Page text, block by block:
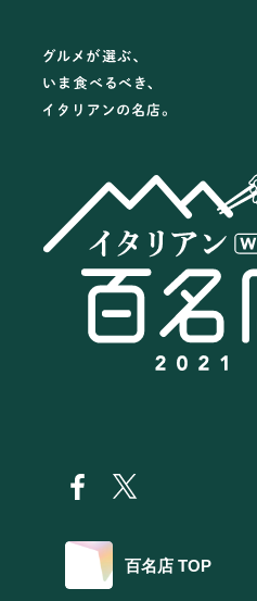
百名店 TOP